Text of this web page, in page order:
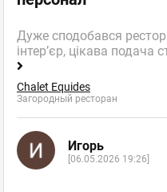
Дуже сподобався
інтер’єр, цікава
Chalet Equides
Загородный ресторан
Игорь
[06.05.2026 19:26]